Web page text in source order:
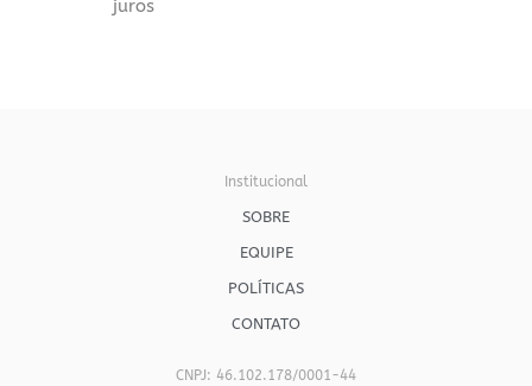
juros
Institucional
SOBRE
EQUIPE
POLÍTICAS
CONTATO
CNPJ: 46.102.178/0001-44